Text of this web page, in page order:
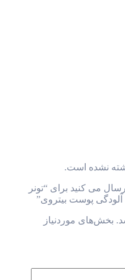
نشده است.
می کنید برای “تونر
پوست بیتروی”
بخش‌های موردنیاز